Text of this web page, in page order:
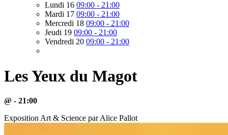
Lundi 16 09:00 - 21:00
Mardi 17 09:00 - 21:00
Mercredi 18 09:00 - 21:00
Jeudi 19 09:00 - 21:00
Vendredi 20 09:00 - 21:00
Les Yeux du Magot
@ - 21:00
Exposition Art & Science par Alice Pallot